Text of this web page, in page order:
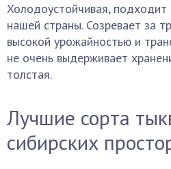
Холодоустойчивая,
нашей страны. Созревает за
высокой урожайностью и
не очень выдерживает
толстая.
Лучшие сорта
сибирских